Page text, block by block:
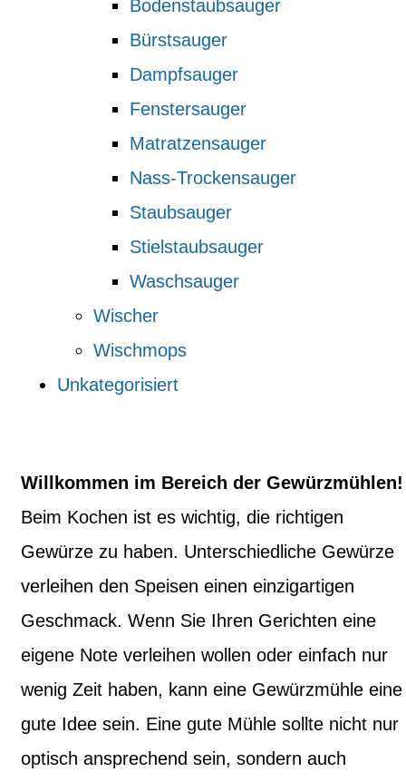
Bodenstaubsauger
Bürstsauger
Dampfsauger
Fenstersauger
Matratzensauger
Nass-Trockensauger
Staubsauger
Stielstaubsauger
Waschsauger
Wischer
Wischmops
Unkategorisiert
Willkommen im Bereich der Gewürzmühlen!
Beim Kochen ist es wichtig, die richtigen
Gewürze zu haben. Unterschiedliche Gewürze
verleihen den Speisen einen einzigartigen
Geschmack. Wenn Sie Ihren Gerichten eine
eigene Note verleihen wollen oder einfach nur
wenig Zeit haben, kann eine Gewürzmühle eine
gute Idee sein. Eine gute Mühle sollte nicht nur
optisch ansprechend sein, sondern auch